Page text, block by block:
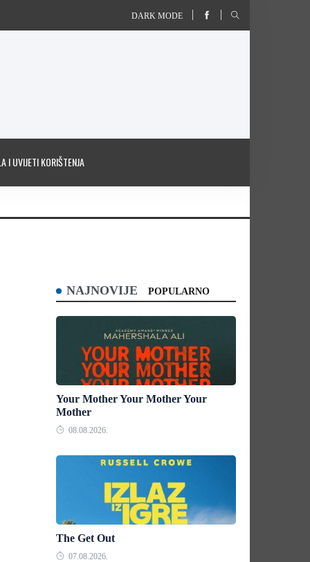
DARK MODE
I UVIJETI KORIŠTENJA
NAJNOVIJE POPULARNO
Your Mother Your Mother Your
Mother
08.08.2026.
The Get Out
07.08.2026.